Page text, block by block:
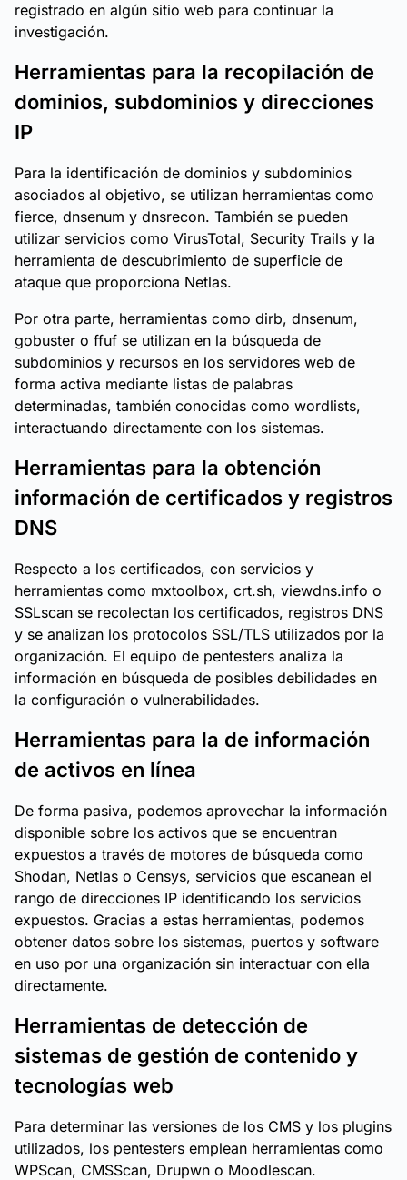
registrado en algún sitio web para continuar la
investigación.
Herramientas para la recopilación de
dominios, subdominios y direcciones
IP
Para la identificación de dominios y subdominios
asociados al objetivo, se utilizan herramientas como
fierce, dnsenum y dnsrecon. También se pueden
utilizar servicios como VirusTotal, Security Trails y la
herramienta de descubrimiento de superficie de
ataque que proporciona Netlas.
Por otra parte, herramientas como dirb, dnsenum,
gobuster o ffuf se utilizan en la búsqueda de
subdominios y recursos en los servidores web de
forma activa mediante listas de palabras
determinadas, también conocidas como wordlists,
interactuando directamente con los sistemas.
Herramientas para la obtención
información de certificados y registros
DNS
Respecto a los certificados, con servicios y
herramientas como mxtoolbox, crt.sh, viewdns.info o
SSLscan se recolectan los certificados, registros DNS
y se analizan los protocolos SSL/TLS utilizados por la
organización. El equipo de pentesters analiza la
información en búsqueda de posibles debilidades en
la configuración o vulnerabilidades.
Herramientas para la de información
de activos en línea
De forma pasiva, podemos aprovechar la información
disponible sobre los activos que se encuentran
expuestos a través de motores de búsqueda como
Shodan, Netlas o Censys, servicios que escanean el
rango de direcciones IP identificando los servicios
expuestos. Gracias a estas herramientas, podemos
obtener datos sobre los sistemas, puertos y software
en uso por una organización sin interactuar con ella
directamente.
Herramientas de detección de
sistemas de gestión de contenido y
tecnologías web
Para determinar las versiones de los CMS y los plugins
utilizados, los pentesters emplean herramientas como
WPScan, CMSScan, Drupwn o Moodlescan.